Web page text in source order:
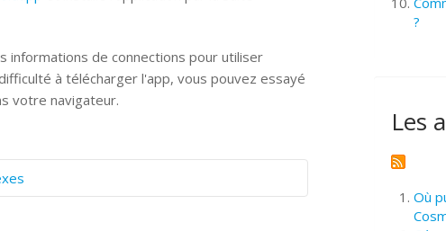
informations de connections pour utiliser
à télécharger l'app, vous pouvez essayé
votre navigateur.
?
Les
Où